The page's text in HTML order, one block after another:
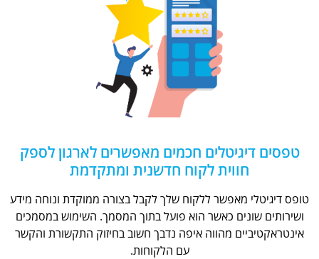
טפסים דיגיטלים חכמים מאפשרים לארגון לספק
חווית לקוח חדשנית ומתקדמת
טופס דיגיטלי מאפשר ללקוח שלך לקבל בצורה ממוקדת ונוחה מידע
ושירותים שונים כאשר הוא פועל בתוך המסמך. השימוש במסמכים
אינטראקטיביים מהווה איפה נדבך חשוב בחיזוק התקשורת והקשר
עם הלקוחות.